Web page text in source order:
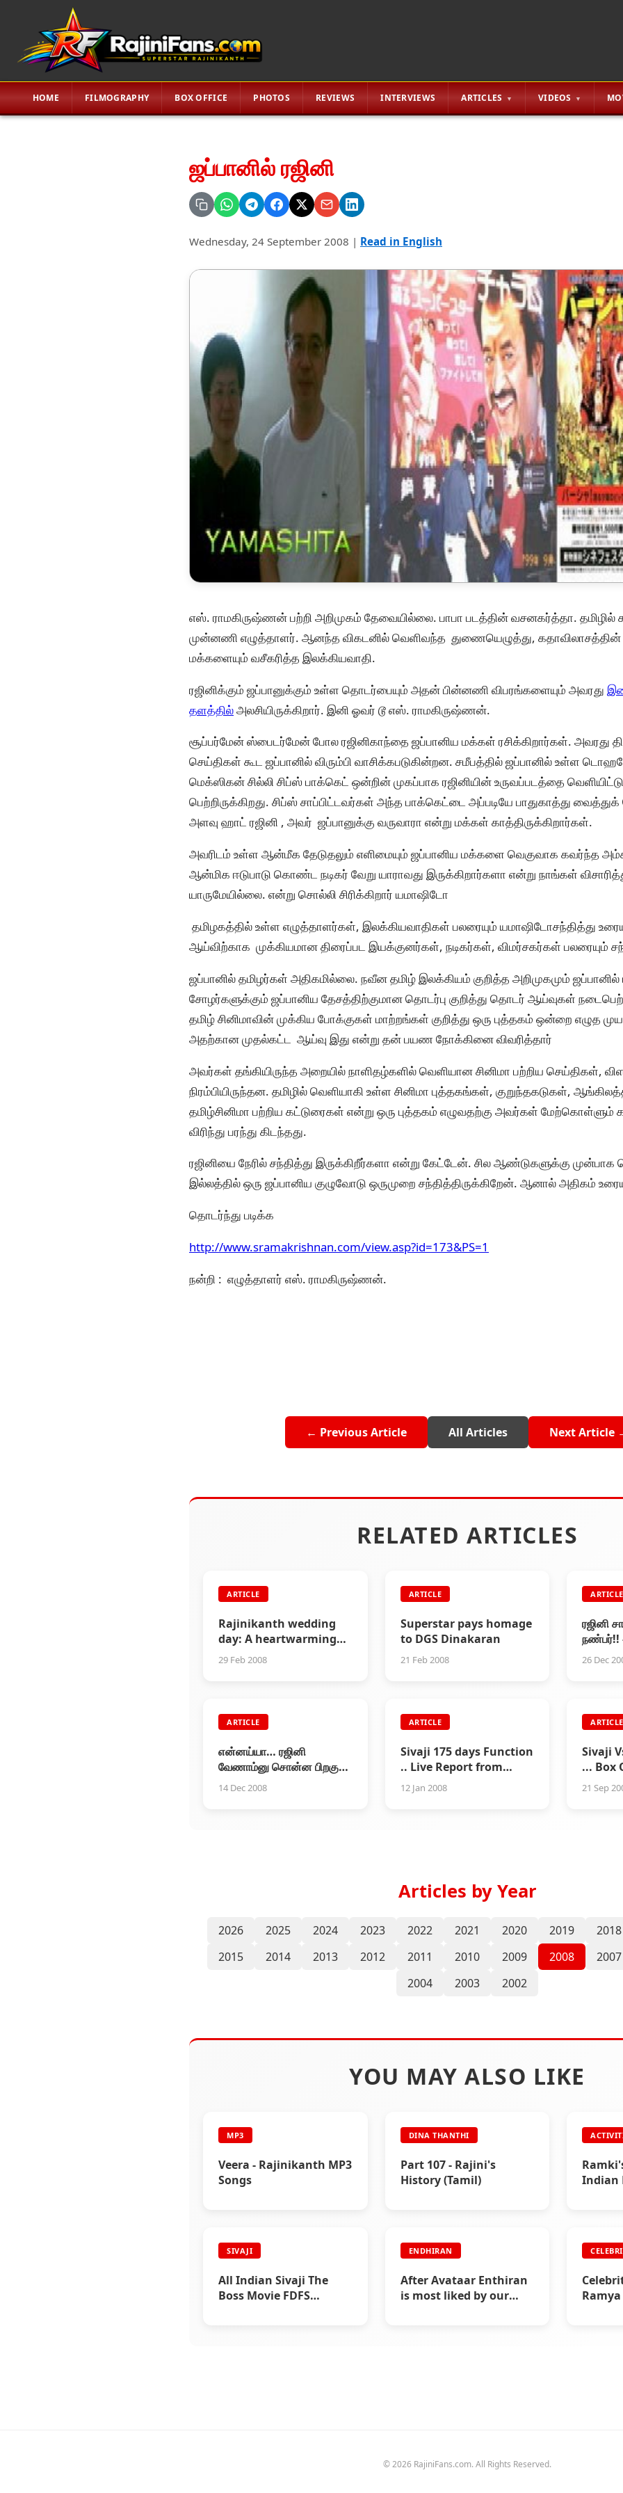
HOME FILMOGRAPHY BOX OFFICE PHOTOS REVIEWS INTERVIEWS ARTICLES VIDEOS
ஜப்பானில் ரஜினி
Wednesday, 24 September 2008 | Read in English
எஸ். ராமகிருஷ்ணன் பற்றி அறிமுகம் தேவையில்லை. பாபா படத்தின் வசனகர்த்தா. தமிழில்
முன்னணி எழுத்தாளர். ஆனந்த விகடனில் வெளிவந்த துணையெழுத்து,
மக்களையும் வசீகரித்த இலக்கியவாதி.
ரஜினிக்கும் ஜப்பானுக்கும் உள்ள தொடர்பையும் அதன் பின்னணி விபரங்களையும் அவரது
தளத்தில்அலசியிருக்கிறார். இனி ஓவர் டூ எஸ். ராமகிருஷ்ணன்.
சூப்பர்மேன் ஸ்பைடர்மேன் போல ரஜினிகாந்தை ஜப்பானிய மக்கள் ரசிக்கிறார்கள். அவரது
செய்திகள் கூட ஜப்பானில் விரும்பி வாசிக்கபடுகின்றன. சமீபத்தில் ஜப்பானில் உள்ள
மெக்ஸிகன் சில்லி சிப்ஸ் பாக்கெட் ஒன்றின் முகப்பாக ரஜினியின் உருவப்படத்தை
பெற்றிருக்கிறது. சிப்ஸ் சாப்பிட்டவர்கள் அந்த பாக்கெட்டை அப்படியே பாதுகாத்து
அளவு ஹாட் ரஜினி , அவர் ஜப்பானுக்கு வருவாரா என்று மக்கள் காத்திருக்கிறார்கள்.
அவரிடம் உள்ள ஆன்மீக தேடுதலும் எளிமையும் ஜப்பானிய மக்களை வெகுவாக கவர்ந்த
ஆன்மிக ஈடுபாடு கொண்ட நடிகர் வேறு யாராவது இருக்கிறார்களா என்று நாங்கள்
யாருமேயில்லை. என்று சொல்லி சிரிக்கிறார் யமாஷிடோ
தமிழகத்தில் உள்ள எழுத்தாளர்கள், இலக்கியவாதிகள் பலரையும் யமாஷிடோசந்தித்து
ஆய்விற்காக முக்கியமான திரைப்பட இயக்குனர்கள், நடிகர்கள், விமர்சகர்கள் பலரையும்
ஜப்பானில் தமிழர்கள் அதிகமில்லை. நவீன தமிழ் இலக்கியம் குறித்த அறிமுகமும்
சோழர்களுக்கும் ஜப்பானிய தேசத்திற்குமான தொடர்பு குறித்து தொடர் ஆய்வுகள்
தமிழ் சினிமாவின் முக்கிய போக்குகள் மாற்றங்கள் குறித்து ஒரு புத்தகம் ஒன்றை எழுத
அதற்கான முதல்கட்ட ஆய்வு இது என்று தன் பயண நோக்கினை விவரித்தார்
அவர்கள் தங்கியிருந்த அறையில் நாளிதழ்களில் வெளியான சினிமா பற்றிய செய்திகள்,
நிரம்பியிருந்தன. தமிழில் வெளியாகி உள்ள சினிமா புத்தகங்கள், குறுந்தகடுகள்,
தமிழ்சினிமா பற்றிய கட்டுரைகள் என்று ஒரு புத்தகம் எழுவதற்கு அவர்கள் மேற்கொள்ளும்
விரிந்து பரந்து கிடந்தது.
ரஜினியை நேரில் சந்தித்து இருக்கிறீர்களா என்று கேட்டேன். சில ஆண்டுகளுக்கு
இல்லத்தில் ஒரு ஜப்பானிய குழுவோடு ஒருமுறை சந்தித்திருக்கிறேன். ஆனால் அதிகம்
தொடர்ந்து படிக்க
http://www.sramakrishnan.com/view.asp?id=173&PS=1
நன்றி : எழுத்தாளர் எஸ். ராமகிருஷ்ணன்.
← Previous Article All Articles Next Article
RELATED ARTICLES
ARTICLE
Rajinikanth wedding
day: A heartwarming
celebration!
29 Feb 2008
ARTICLE
Superstar pays homage
to DGS Dinakaran
21 Feb 2008
ARTICLE
ரஜினி
நண்பர்!!
26 Dec
ARTICLE
என்னய்யா… ரஜினி
வேணாம்னு சொன்ன பிறகும்
இவ்வளவு அமர்க்களம்
14 Dec 2008
ARTICLE
Sivaji 175 days Function
.. Live Report from
Auditorium
12 Jan 2008
ARTICLE
Sivaji
... Box
21 Sep
Articles by Year
2026 2025 2024 2023 2022 2021 2020 2019
2018
2015
2014 2013 2012 2011 2010 2009 2008
2007
2004
2003 2002
YOU MAY ALSO LIKE
MP3
Veera - Rajinikanth MP3
Songs
DINA THANTHI
Part 107 - Rajini's
History (Tamil)
Indian
SIVAJI
All Indian Sivaji The
Boss Movie FDFS
ENDHIRAN
After Avataar Enthiran
is most liked by our
© 2026 RajiniFans.com. All Rights Reserved.